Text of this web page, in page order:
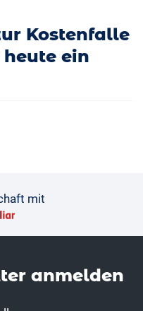
Kostenfalle
ein
mit
anmelden